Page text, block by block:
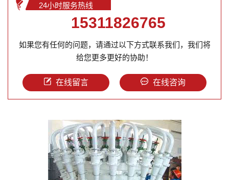
24小时服务热线
15311826765
如果您有任何的问题，请通过以下方式联系我们，我们将
给您更多更好的协助！
在线留言 在线咨询